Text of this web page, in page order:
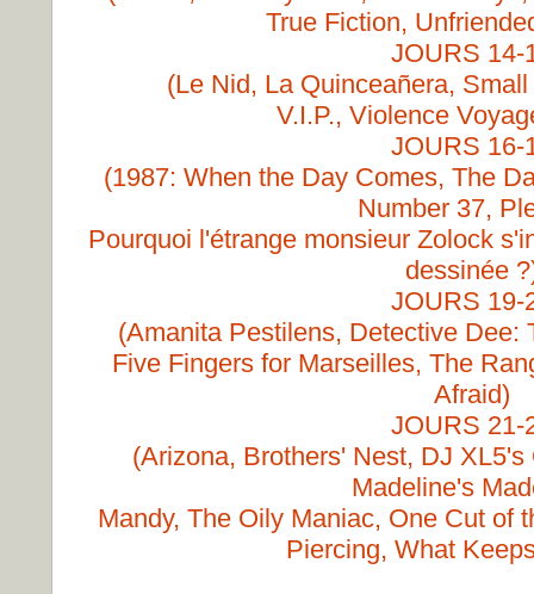
True Fiction,
JOURS 14-
(Le Nid, La Quinceañera,
V.I.P., Violence
JOURS 16-
(1987: When the Day Comes, The
Number 37,
Pourquoi l'étrange monsieur Zolock
dessinée
JOURS 19-
(Amanita Pestilens, Detective Dee:
Five Fingers for Marseilles, The
Afraid)
JOURS 21-
(Arizona, Brothers' Nest, DJ
Madeline's
Mandy, The Oily Maniac, One Cut of
Piercing, What